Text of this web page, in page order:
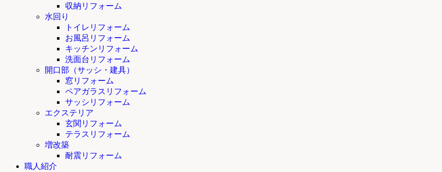
収納リフォーム
水回り
トイレリフォーム
お風呂リフォーム
キッチンリフォーム
洗面台リフォーム
開口部（サッシ・建具）
窓リフォーム
ペアガラスリフォーム
サッシリフォーム
エクステリア
玄関リフォーム
テラスリフォーム
増改築
耐震リフォーム
職人紹介